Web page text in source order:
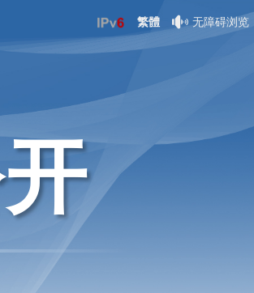
繁體 无障碍浏览